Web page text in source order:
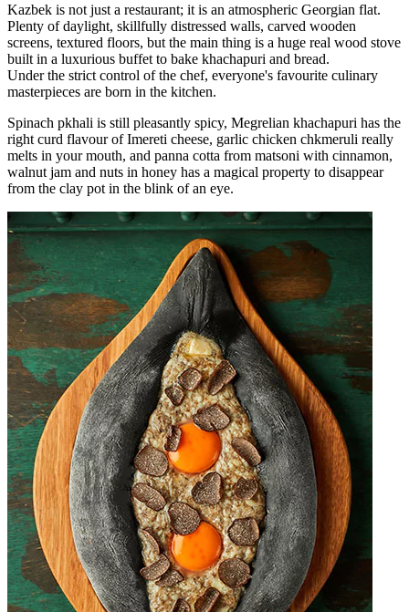
Kazbek is not just a restaurant; it is an atmospheric Georgian flat.
Plenty of daylight, skillfully distressed walls, carved wooden
screens, textured floors, but the main thing is a huge real wood stove
built in a luxurious buffet to bake khachapuri and bread.
Under the strict control of the chef, everyone's favourite culinary
masterpieces are born in the kitchen.
Spinach pkhali is still pleasantly spicy, Megrelian khachapuri has the
right curd flavour of Imereti cheese, garlic chicken chkmeruli really
melts in your mouth, and panna cotta from matsoni with cinnamon,
walnut jam and nuts in honey has a magical property to disappear
from the clay pot in the blink of an eye.